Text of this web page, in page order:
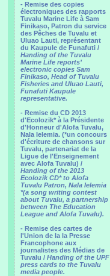
- Remise des copies
électroniques des rapports
Tuvalu Marine Life à Sam
Finikaso, Patron du service
des Pêches de Tuvalu et
Uluao Lauti, représentant
du Kaupule de Funafuti /
Handing of the Tuvalu
Marine Life reports’
electronic copies Sam
Finikaso, Head of Tuvalu
Fisheries and Uluao Lauti,
Funafuti Kaupule
representative.
- Remise du CD 2013
d'Ecolozik* à la Présidente
d'Honneur d'Alofa Tuvalu,
Nala Ielemia. (*un concours
d'écriture de chansons sur
Tuvalu, partenariat de la
Ligue de l'Enseignement
avec Alofa Tuvalu) /
Handing of the 2013
Ecolozik CD* to Alofa
Tuvalu Patron, Nala Ielemia
*(a song writing contest
about Tuvalu, a partnership
between The Education
League and Alofa Tuvalu).
- Remise des cartes de
l'Union de la la Presse
Francophone aux
journalistes des Médias de
Tuvalu / Handing of the UPF
press cards to the Tuvalu
media people.